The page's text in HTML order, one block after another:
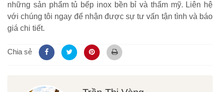
những sản phẩm tủ bếp inox bền bỉ và thẩm mỹ. Liên hệ
với chúng tôi ngay để nhận được sự tư vấn tận tình và báo
giá chi tiết.
Chia sẻ